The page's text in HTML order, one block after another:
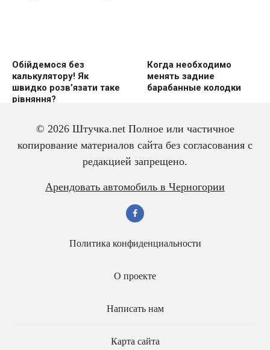
Обійдемося без
калькулятору! Як
швидко розвʼязати таке
рівняння?
Когда необходимо
менять задние
барабанные колодки
Цікава математична
задачка, яка змушує
поворушити мізкaмu
90% людей
помиляються у
вирішенні цієї задачки.
© 2026 Штучка.net Полное или частичное
копирование материалов сайта без согласования с
редакцией запрещено.
Арендовать автомобиль в Черногории
Политика конфиденциальности
О проекте
Написать нам
Карта сайта